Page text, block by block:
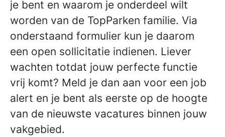
je bent en waarom je onderdeel wilt
worden van de TopParken familie. Via
onderstaand formulier kun je daarom
een open sollicitatie indienen. Liever
wachten totdat jouw perfecte functie
vrij komt? Meld je dan aan voor een job
alert en je bent als eerste op de hoogte
van de nieuwste vacatures binnen jouw
vakgebied.